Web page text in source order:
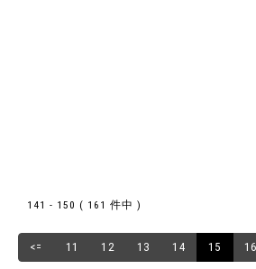
141 - 150 ( 161 件中 )
<= 11 12 13 14 15 16